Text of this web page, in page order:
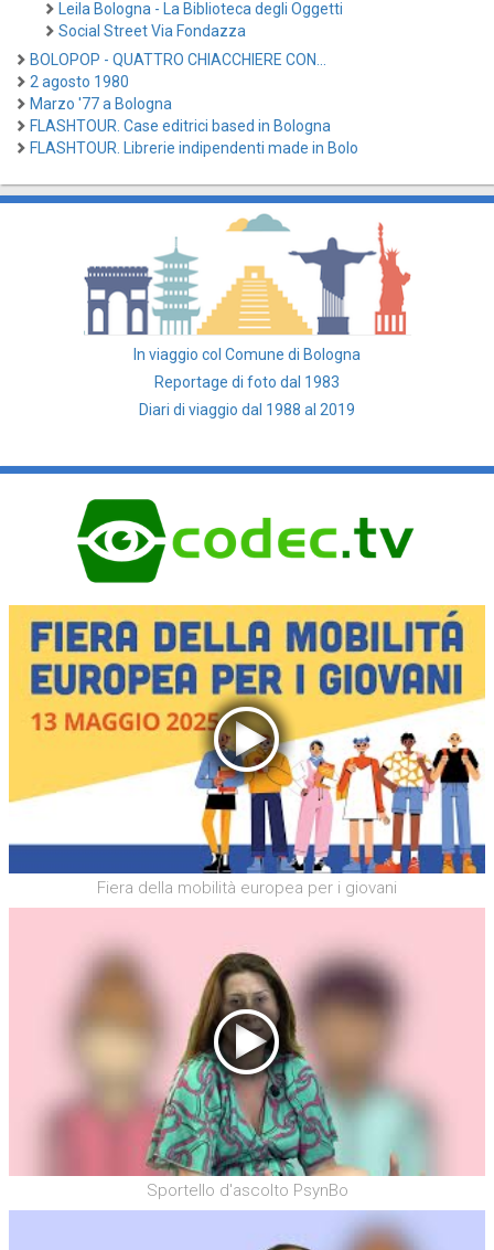
Leila Bologna - La Biblioteca degli Oggetti
Social Street Via Fondazza
BOLOPOP - QUATTRO CHIACCHIERE CON...
2 agosto 1980
Marzo '77 a Bologna
FLASHTOUR. Case editrici based in Bologna
FLASHTOUR. Librerie indipendenti made in Bolo
In viaggio col Comune di Bologna
Reportage di foto dal 1983
Diari di viaggio dal 1988 al 2019
Fiera della mobilità europea per i giovani
Sportello d'ascolto PsynBo